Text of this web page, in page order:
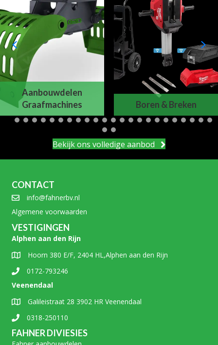
Aanbouwdelen
Graafmachines
Boren & Breken
Bekijk ons volledige aanbod
CONTACT
info@fahnerbv.nl
Algemene voorwaarden
VESTIGINGEN
Alphen aan den Rijn
Hoorn 380 E/F, 2404 HL,Alphen aan den Rijn
0172-793246
Veenendaal
Galileistraat 28 3902 HR Veenendaal
0318-250110
FAHNER DIVIESIES